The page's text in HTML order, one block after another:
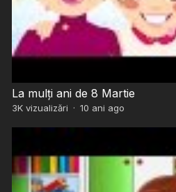
La mulți ani de 8 Martie
3Kvizualizări · 10 ani ago